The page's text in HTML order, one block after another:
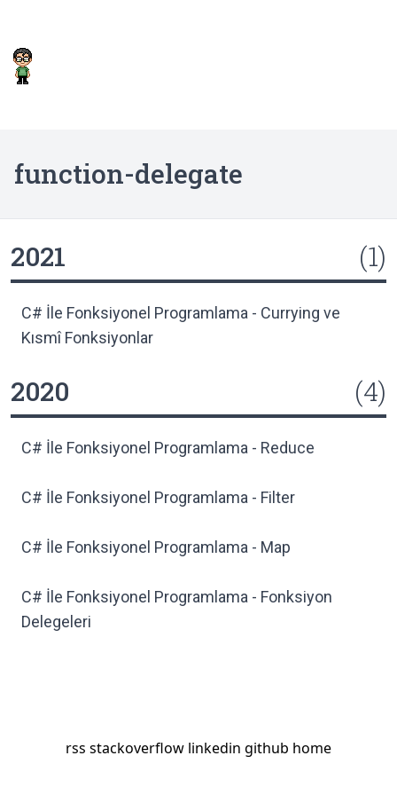
function-delegate
2021 (1)
C# İle Fonksiyonel Programlama - Currying ve
Kısmî Fonksiyonlar
2020 (4)
C# İle Fonksiyonel Programlama - Reduce
C# İle Fonksiyonel Programlama - Filter
C# İle Fonksiyonel Programlama - Map
C# İle Fonksiyonel Programlama - Fonksiyon
Delegeleri
rss stackoverflow linkedin github home